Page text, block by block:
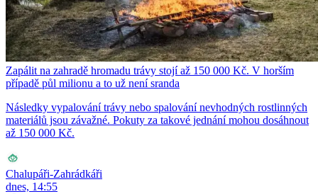
Zapálit na zahradě hromadu trávy stojí až 150 000 Kč. V horším
případě půl milionu a to už není sranda
Následky vypalování trávy nebo spalování nevhodných rostlinných
materiálů jsou závažné. Pokuty za takové jednání mohou dosáhnout
až 150 000 Kč.
Chalupáři-Zahrádkáři
dnes, 14:55